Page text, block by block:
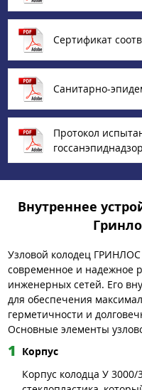
Сертификат
Санитарно-
Протокол
Внутреннее
Узловой колодец ГРИНЛОС
современное и надежное
инженерных сетей. Его
для обеспечения
герметичности и
Основные элементы
Корпус
Корпус колодца У